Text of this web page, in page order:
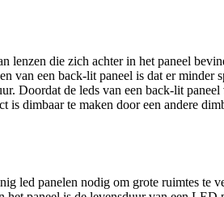
die zich achter in het paneel
van een back-lit paneel is dat er minder
Doordat de leds van een back-lit
dimbaar te maken door een andere
led panelen nodig om grote ruimtes te